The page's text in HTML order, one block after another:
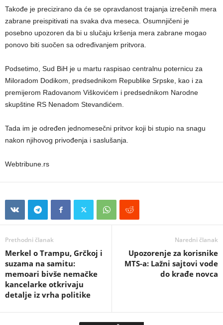
Takođe je precizirano da će se opravdanost trajanja izrečenih mera
zabrane preispitivati na svaka dva meseca. Osumnjičeni je
posebno upozoren da bi u slučaju kršenja mera zabrane mogao
ponovo biti suočen sa određivanjem pritvora.
Podsetimo, Sud BiH je u martu raspisao centralnu poternicu za
Miloradom Dodikom, predsednikom Republike Srpske, kao i za
premijerom Radovanom Viškovićem i predsednikom Narodne
skupštine RS Nenadom Stevandićem.
Tada im je određen jednomesečni pritvor koji bi stupio na snagu
nakon njihovog privođenja i saslušanja.
Webtribune.rs
Prethodni članak
Merkel o Trampu, Grčkoj i
suzama na samitu:
memoari bivše nemačke
kancelarke otkrivaju
detalje iz vrha politike
Naredni članak
Upozorenje za korisnike
MTS-a: Lažni sajtovi vode
do krađe novca